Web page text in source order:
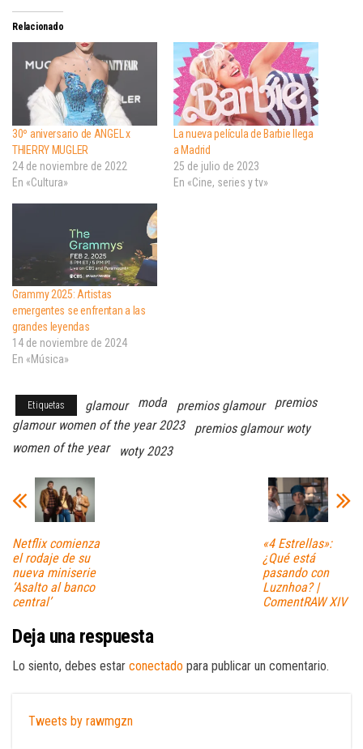
Relacionado
30º aniversario de ANGEL x
THIERRY MUGLER
24 de noviembre de 2022
En «Cultura»
La nueva película de Barbie llega
a Madrid
25 de julio de 2023
En «Cine, series y tv»
Grammy 2025: Artistas
emergentes se enfrentan a las
grandes leyendas
14 de noviembre de 2024
En «Música»
Etiquetas glamour moda premios glamour
premios
glamour women of the year 2023
premios glamour woty
women of the year
woty 2023
Netflix comienza
el rodaje de su
nueva miniserie
‘Asalto al banco
central’
«4 Estrellas»:
¿Qué está
pasando con
Luznhoa? |
ComentRAW XIV
Deja una respuesta
Lo siento, debes estar conectado para publicar un comentario.
Tweets by rawmgzn